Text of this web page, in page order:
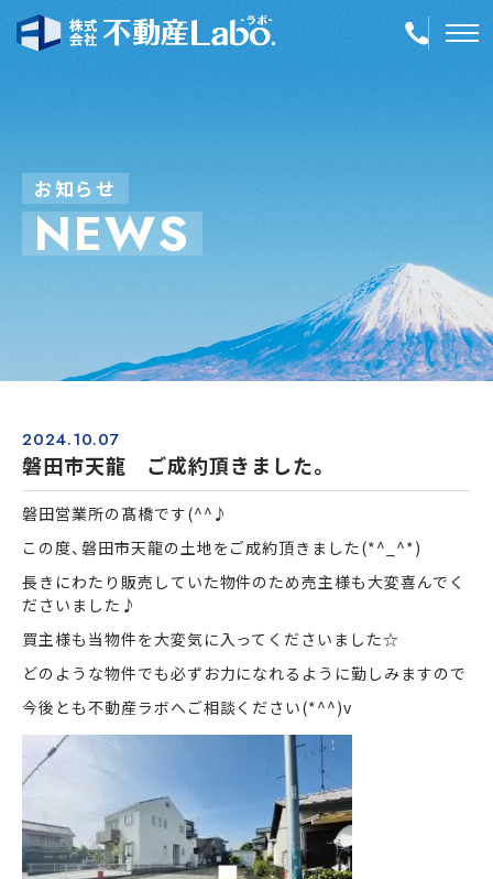
空き家再生
会社案内
店舗紹介
簡単！不動産査定
まずは何でもお気軽に
お問い合わせ・ご相談ください！
0120-41-1173
メールでお問い合わせ
LINEでお問い合わせ
お知らせ
NEWS
2024.10.07
磐田市天龍 ご成約頂きました。
磐田営業所の髙橋です(^^♪
この度、磐田市天龍の土地をご成約頂きました(*^_^*)
長きにわたり販売していた物件のため売主様も大変喜んでく
ださいました♪
買主様も当物件を大変気に入ってくださいました☆
どのような物件でも必ずお力になれるように勤しみますので
今後とも不動産ラボへご相談ください(*^^)v